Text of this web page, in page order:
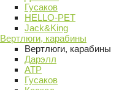
Гусаков
HELLO-PET
Jack&King
Вертлюги, карабины
Вертлюги, карабины
Дарэлл
АТР
Гусаков